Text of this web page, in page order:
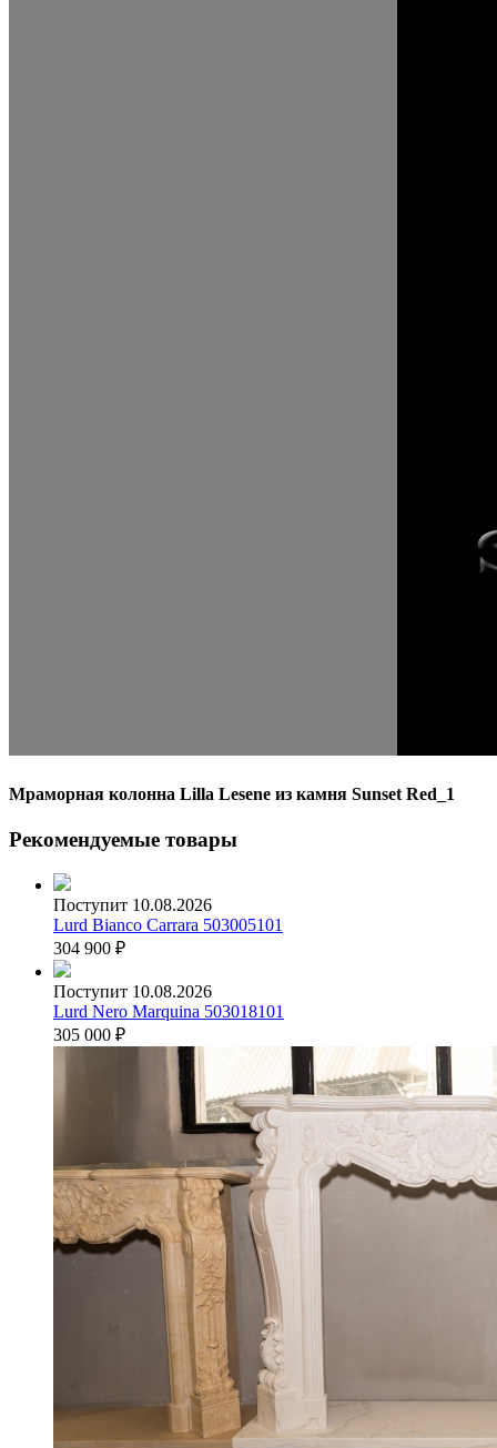
Мраморная колонна Lilla Lesene из камня Sunset Red_1
Рекомендуемые товары
Поступит 10.08.2026
Lurd Bianco Carrara 503005101
304 900 ₽
Поступит 10.08.2026
Lurd Nero Marquina 503018101
305 000 ₽